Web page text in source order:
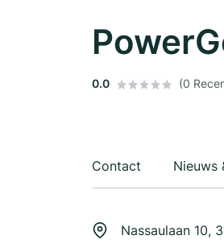
0.0 (0
Contact Nieuws
Nassaulaan 10,